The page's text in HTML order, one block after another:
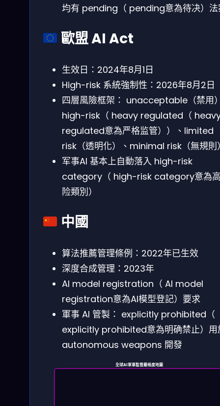
均有 pending（ pending意為待决）法
歐盟 AI Act
生效日：2024年8月1日
High-risk 系統強制性：2026年8月2日
四層風險框架： unacceptable（禁用
high-risk（ heavy regulated（
regulated意為严格监管））、limited
risk（透明化）、minimal risk（無規則
军事AI 基本上自動落入 high-risk
category（ high-risk category意為
险類別）
中國
算法推薦管理條例：2022年已生效
深度合成管理：2023年
AI model registration（ AI model
registration意為AI模型登記）要求
軍事 AI 管製： explicitly prohibited（
explicitly prohibited意為明确禁止）用
autonomous weapons 開發
全球AI軍事監管嚴格度地圖